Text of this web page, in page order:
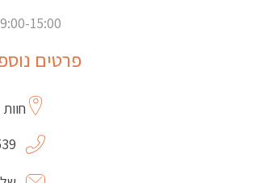
9:00-15:00
פרטים